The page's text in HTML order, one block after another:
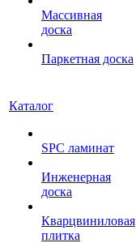
Массивная
доска
Паркетная доска
Каталог
SPC ламинат
Инженерная
доска
Кварцвиниловая
плитка